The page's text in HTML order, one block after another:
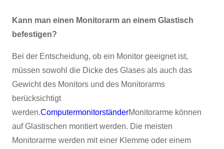
Kann man einen Monitorarm an einem Glastisch
befestigen?
Bei der Entscheidung, ob ein Monitor geeignet ist,
müssen sowohl die Dicke des Glases als auch das
Gewicht des Monitors und des Monitorarms
berücksichtigt
werden.ComputermonitorständerMonitorarme können
auf Glastischen montiert werden. Die meisten
Monitorarme werden mit einer Klemme oder einem